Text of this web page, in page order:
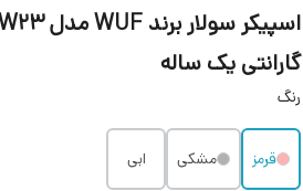
گارانتی یک ساله
رنگ
قرمز مشکی ابی